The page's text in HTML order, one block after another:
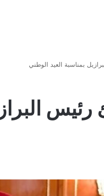
بمناسبة العيد الوطني
رئيس